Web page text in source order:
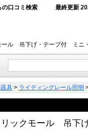
の口コミ検索 最終更新
ル 吊下げ・テープ付 ミニ
具 > ライティングレール照明
ックモール 吊下